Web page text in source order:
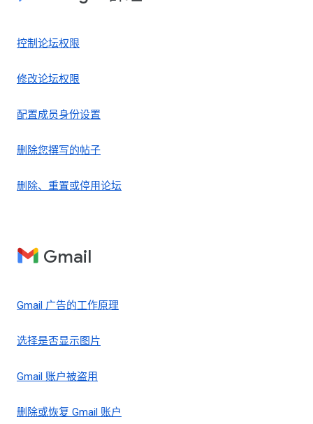
控制论坛权限
修改论坛权限
配置成员身份设置
删除您撰写的帖子
删除、重置或停用论坛
Gmail
Gmail 广告的工作原理
选择是否显示图片
Gmail 账户被盗用
删除或恢复 Gmail 账户